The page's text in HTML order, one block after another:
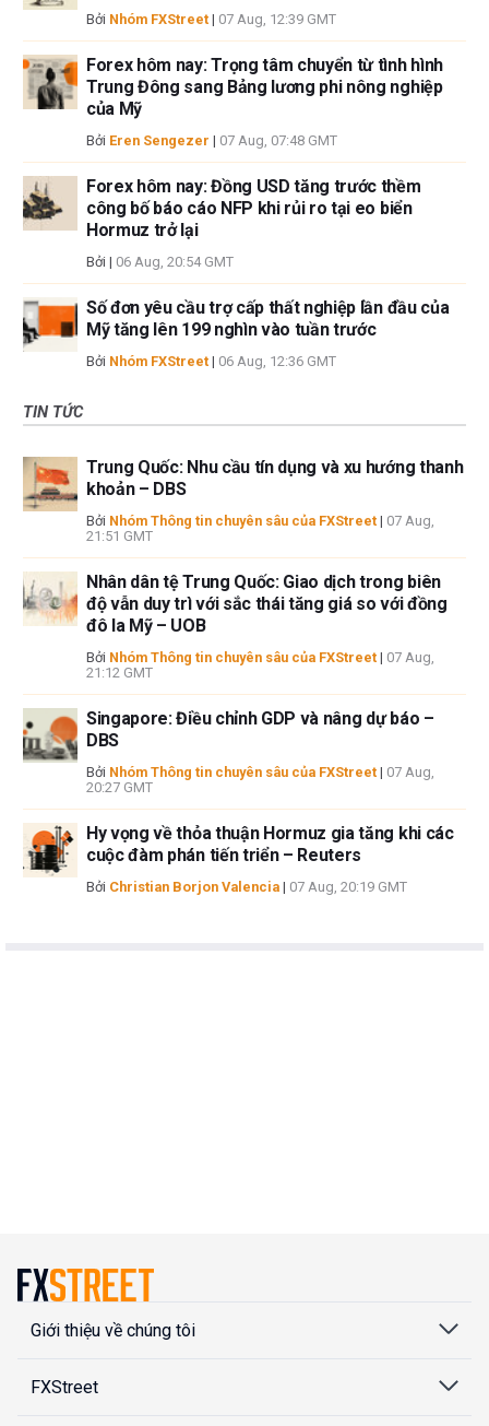
Bởi Nhóm FXStreet | 07 Aug, 12:39 GMT
Forex hôm nay: Trọng tâm chuyển từ tình hình
Trung Đông sang Bảng lương phi nông nghiệp
của Mỹ
Bởi Eren Sengezer | 07 Aug, 07:48 GMT
Forex hôm nay: Đồng USD tăng trước thềm
công bố báo cáo NFP khi rủi ro tại eo biển
Hormuz trở lại
Bởi | 06 Aug, 20:54 GMT
Số đơn yêu cầu trợ cấp thất nghiệp lần đầu của
Mỹ tăng lên 199 nghìn vào tuần trước
Bởi Nhóm FXStreet | 06 Aug, 12:36 GMT
TIN TỨC
Trung Quốc: Nhu cầu tín dụng và xu hướng thanh
khoản – DBS
Bởi Nhóm Thông tin chuyên sâu của FXStreet | 07 Aug,
21:51 GMT
Nhân dân tệ Trung Quốc: Giao dịch trong biên
độ vẫn duy trì với sắc thái tăng giá so với đồng
đô la Mỹ – UOB
Bởi Nhóm Thông tin chuyên sâu của FXStreet | 07 Aug,
21:12 GMT
Singapore: Điều chỉnh GDP và nâng dự báo –
DBS
Bởi Nhóm Thông tin chuyên sâu của FXStreet | 07 Aug,
20:27 GMT
Hy vọng về thỏa thuận Hormuz gia tăng khi các
cuộc đàm phán tiến triển – Reuters
Bởi Christian Borjon Valencia | 07 Aug, 20:19 GMT
Giới thiệu về chúng tôi
FXStreet